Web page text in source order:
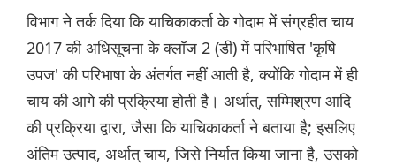
विभाग ने तर्क दिया कि याचिकाकर्ता के गोदाम में संग्रहीत चाय
2017 की अधिसूचना के क्लॉज 2 (डी) में परिभाषित 'कृषि
उपज' की परिभाषा के अंतर्गत नहीं आती है, क्योंकि गोदाम में ही
चाय की आगे की प्रक्रिया होती है। अर्थात्, सम्मिश्रण आदि
की प्रक्रिया द्वारा, जैसा कि याचिकाकर्ता ने बताया है; इसलिए
अंतिम उत्पाद, अर्थात् चाय, जिसे निर्यात किया जाना है, उसको